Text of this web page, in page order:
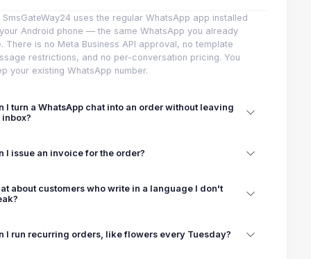
SmsGateWay24 uses the regular WhatsApp app installed
Android phone — the same WhatsApp you already
There is no Meta Business API approval, no template
restrictions, and no per-conversation pricing. You
your existing WhatsApp number.
I turn a WhatsApp chat into an order without leaving
inbox?
I issue an invoice for the order?
about customers who write in a language I don't
I run recurring orders, like flowers every Tuesday?